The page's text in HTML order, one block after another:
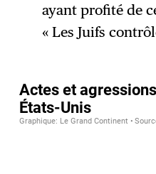
ayant profité de
« Les Juifs